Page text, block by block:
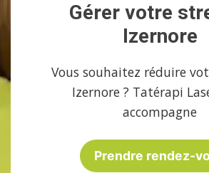
Gérer votre
Izernore
Vous souhaitez réduire
Izernore ? Tatérapi
accompagne
Prendre rendez-